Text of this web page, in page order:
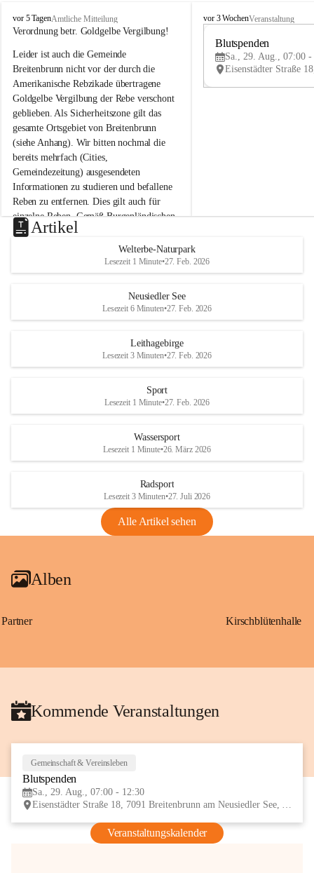
B
r
i
t
e
n
b
r
u
n
n
a
m
N
e
u
s
d
S
vor 5 TagenAmtliche Mitteilung
Verordnung betr. Goldgelbe Vergilbung!
Leider ist auch die Gemeinde
Breitenbrunn nicht vor der durch die
Amerikanische Rebzikade übertragene
Goldgelbe Vergilbung der Rebe verschont
geblieben. Als Sicherheitszone gilt das
gesamte Ortsgebiet von Breitenbrunn
(siehe Anhang). Wir bitten nochmal die
bereits mehrfach (Cities,
Gemeindezeitung) ausgesendeten
Informationen zu studieren und befallene
Reben zu entfernen. Dies gilt auch für
einzelne Reben. Gemäß Burgenländischen
Weinbaugesetz sind nicht gepflegte oder
unzulässige Weingärten zu roden! Bitte
helfen wir zusammen um unsere Winzer
vor den prognostizierten Ernteausfällen
und den daraus folgenden wirtschaftlichen
Maßnahmen zur Bekämpfung
Rebe und der Amerikanischen
Anhang VBl. EU Nr. 18
1 Seite•1,4 MB
VBl. EU Nr. 18_2026
B
e
u
e
d
r
S
vor 3 WochenVeranstaltung
Blutspenden
Sa., 29. Aug., 07:00 -
Artikel
Welterbe-Naturpark
Lesezeit 1 Minute•27. Feb. 2026
Neusiedler See
Lesezeit 6 Minuten•27. Feb. 2026
Leithagebirge
Lesezeit 3 Minuten•27. Feb. 2026
Sport
Lesezeit 1 Minute•27. Feb. 2026
Wassersport
Lesezeit 1 Minute•26. März 2026
Radsport
Lesezeit 3 Minuten•27. Juli 2026
Alle Artikel sehen
Alben
Partner Kirschblütenhalle
Kommende Veranstaltungen
Gemeinschaft & Vereinsleben
Blutspenden
Sa., 29. Aug., 07:00 - 12:30
Eisenstädter Straße 18, 7091 Breitenbrunn am Neusiedler See, AUT
Veranstaltungskalender